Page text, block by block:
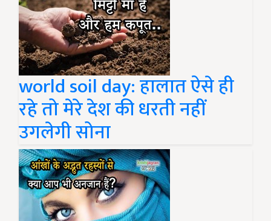
world soil day: हालात ऐसे ही
रहे तो मेरे देश की धरती नहीं
उगलेगी सोना